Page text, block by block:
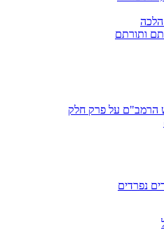
הלכה
ותורתם
הרמב"ם על פרק חלק
נפרדים